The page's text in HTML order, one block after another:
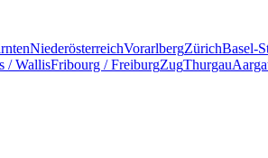
NiederösterreichVorarlbergZürichBasel-
/ WallisFribourg / FreiburgZugThurgau